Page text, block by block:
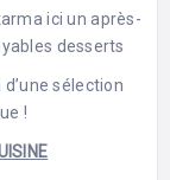
ici un après-
desserts
sélection
!